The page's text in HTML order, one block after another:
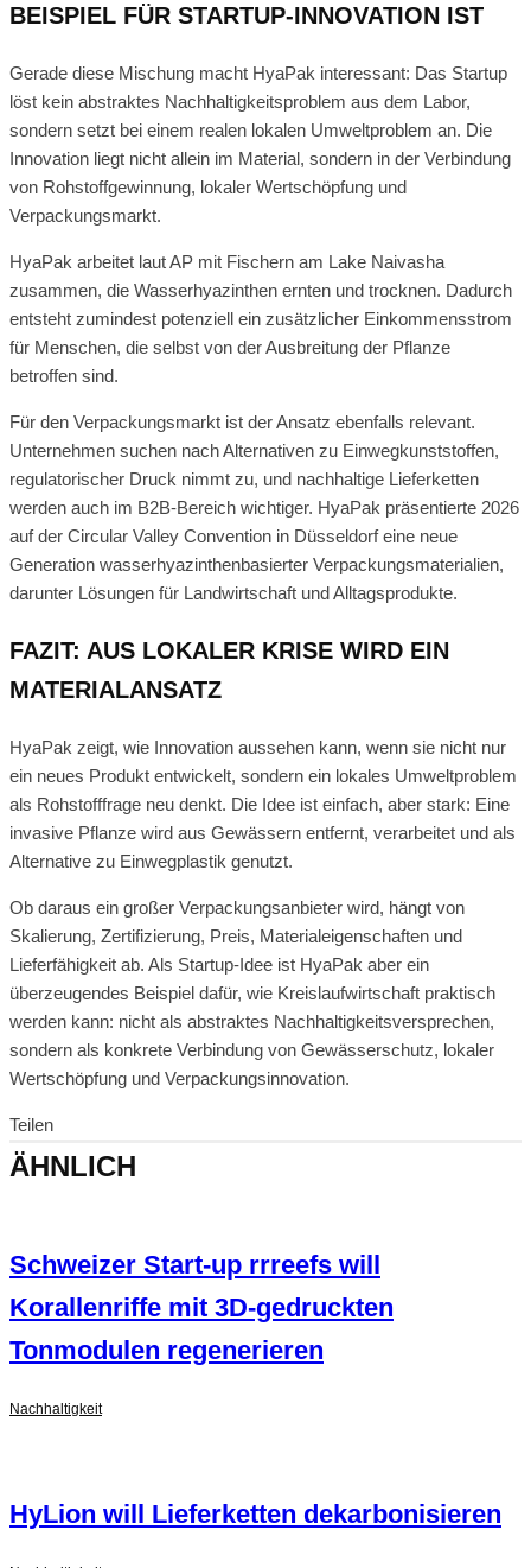
BEISPIEL FÜR STARTUP-INNOVATION IST
Gerade diese Mischung macht HyaPak interessant: Das Startup
löst kein abstraktes Nachhaltigkeitsproblem aus dem Labor,
sondern setzt bei einem realen lokalen Umweltproblem an. Die
Innovation liegt nicht allein im Material, sondern in der Verbindung
von Rohstoffgewinnung, lokaler Wertschöpfung und
Verpackungsmarkt.
HyaPak arbeitet laut AP mit Fischern am Lake Naivasha
zusammen, die Wasserhyazinthen ernten und trocknen. Dadurch
entsteht zumindest potenziell ein zusätzlicher Einkommensstrom
für Menschen, die selbst von der Ausbreitung der Pflanze
betroffen sind.
Für den Verpackungsmarkt ist der Ansatz ebenfalls relevant.
Unternehmen suchen nach Alternativen zu Einwegkunststoffen,
regulatorischer Druck nimmt zu, und nachhaltige Lieferketten
werden auch im B2B-Bereich wichtiger. HyaPak präsentierte 2026
auf der Circular Valley Convention in Düsseldorf eine neue
Generation wasserhyazinthenbasierter Verpackungsmaterialien,
darunter Lösungen für Landwirtschaft und Alltagsprodukte.
FAZIT: AUS LOKALER KRISE WIRD EIN
MATERIALANSATZ
HyaPak zeigt, wie Innovation aussehen kann, wenn sie nicht nur
ein neues Produkt entwickelt, sondern ein lokales Umweltproblem
als Rohstofffrage neu denkt. Die Idee ist einfach, aber stark: Eine
invasive Pflanze wird aus Gewässern entfernt, verarbeitet und als
Alternative zu Einwegplastik genutzt.
Ob daraus ein großer Verpackungsanbieter wird, hängt von
Skalierung, Zertifizierung, Preis, Materialeigenschaften und
Lieferfähigkeit ab. Als Startup-Idee ist HyaPak aber ein
überzeugendes Beispiel dafür, wie Kreislaufwirtschaft praktisch
werden kann: nicht als abstraktes Nachhaltigkeitsversprechen,
sondern als konkrete Verbindung von Gewässerschutz, lokaler
Wertschöpfung und Verpackungsinnovation.
Teilen
ÄHNLICH
Schweizer Start-up rrreefs will
Korallenriffe mit 3D-gedruckten
Tonmodulen regenerieren
Nachhaltigkeit
HyLion will Lieferketten dekarbonisieren